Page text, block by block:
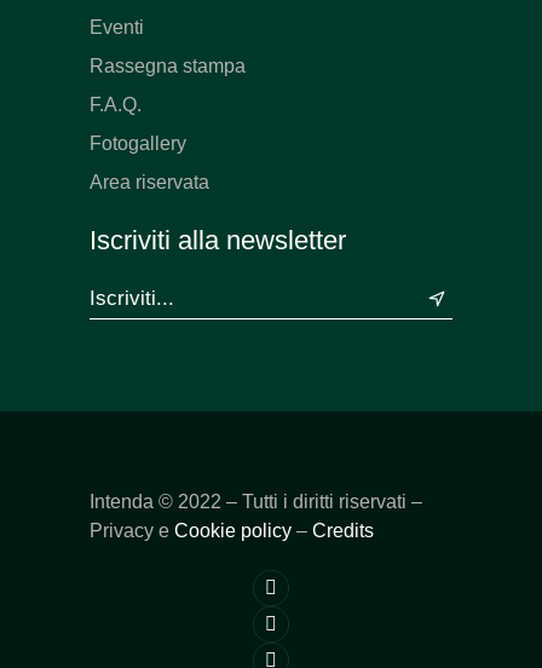
Eventi
Rassegna stampa
F.A.Q.
Fotogallery
Area riservata
Iscriviti alla newsletter
&
Intenda © 2022 – Tutti i diritti riservati –
Privacy e Cookie policy – Credits